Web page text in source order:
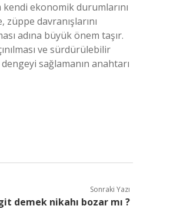
kendi ekonomik durumlarını
davranışlarını
adına büyük önem taşır.
ve sürdürülebilir
sağlamanın anahtarı
Sonraki Yazı
demek nikahı bozar mı ?